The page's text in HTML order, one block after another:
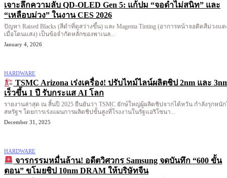
เจาะลึกความลับ QD-OLED Gen 5: แก้ปม “จอดำไม่สนิท” และ
“เหลือบม่วง” ในงาน CES 2026
ปัญหา Raised Blacks (สีดำที่ดูสว่างขึ้น) และ Magenta Tinting (อาการหน้าจอติดสีม่วงแด
เมื่อโดนแสง) เป็นข้อจำกัดหลักของพาเนล...
January 4, 2026
HARDWARE
TSMC Arizona เร่งเครื่อง! ปรับไทม์ไลน์ผลิตชิป 2nm และ
เร็วขึ้น 1 ปี รับกระแส AI โลก
รายงานล่าสุด ณ สิ้นปี 2025 ยืนยันว่า TSMC ยักษ์ใหญ่ผู้ผลิตชิปจากไต้หวัน กำลังรุกหนัก
สหรัฐฯ โดยการเร่งแผนการผลิตชิปขั้นสูงที่โรงงานในรัฐแอริโซนา...
December 31, 2025
HARDWARE
จารกรรมหมื่นล้าน! อดีตวิศวกร Samsung จดบันทึก “600 ขั้น
ตอน” ขโมยชิป 10nm DRAM ให้บริษัทจีน